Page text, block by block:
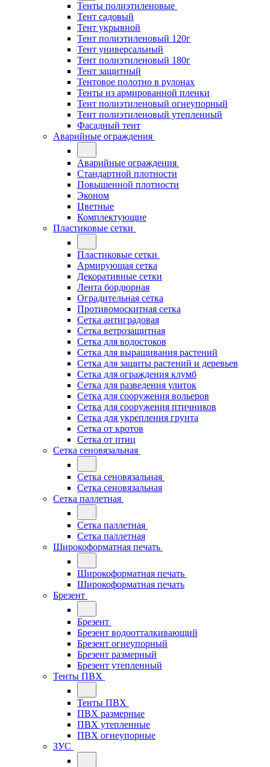
Тенты полиэтиленовые
Тент садовый
Тент укрывной
Тент полиэтиленовый 120г
Тент универсальный
Тент полиэтиленовый 180г
Тент защитный
Тентовое полотно в рулонах
Тенты из армированной пленки
Тент полиэтиленовый огнеупорный
Тент полиэтиленовый утепленный
Фасадный тент
Аварийные ограждения
Аварийные ограждения
Стандартной плотности
Повышенной плотности
Эконом
Цветные
Комплектующие
Пластиковые сетки
Пластиковые сетки
Армирующая сетка
Декоративные сетки
Лента бордюрная
Оградительная сетка
Противомоскитная сетка
Сетка антиградовая
Сетка ветрозащитная
Сетка для водостоков
Сетка для выращивания растений
Сетка для защиты растений и деревьев
Сетка для ограждения клумб
Сетка для разведения улиток
Сетка для сооружения вольеров
Сетка для сооружения птичников
Сетка для укрепления грунта
Сетка от кротов
Сетка от птиц
Сетка сеновязальная
Сетка сеновязальная
Сетка сеновязальная
Сетка паллетная
Сетка паллетная
Сетка паллетная
Широкоформатная печать
Широкоформатная печать
Широкоформатная печать
Брезент
Брезент
Брезент водоотталкивающий
Брезент огнеупорный
Брезент размерный
Брезент утепленный
Тенты ПВХ
Тенты ПВХ
ПВХ размерные
ПВХ утепленные
ПВХ огнеупорные
ЗУС